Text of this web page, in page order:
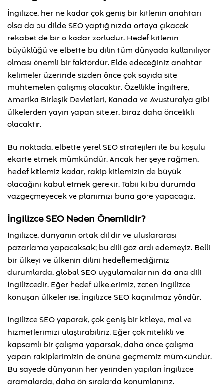
İngilizce, her ne kadar çok geniş bir kitlenin anahtarı
olsa da bu dilde SEO yaptığınızda ortaya çıkacak
rekabet de bir o kadar zorludur. Hedef kitlenin
büyüklüğü ve elbette bu dilin tüm dünyada kullanılıyor
olması önemli bir faktördür. Elde edeceğiniz anahtar
kelimeler üzerinde sizden önce çok sayıda site
muhtemelen çalışmış olacaktır. Özellikle İngiltere,
Amerika Birleşik Devletleri, Kanada ve Avusturalya gibi
ülkelerden yayın yapan siteler, biraz daha öncelikli
olacaktır.
Bu noktada, elbette yerel SEO stratejileri ile bu koşulu
ekarte etmek mümkündür. Ancak her şeye rağmen,
hedef kitlemiz kadar, rakip kitlemizin de büyük
olacağını kabul etmek gerekir. Tabii ki bu durumda
vazgeçmeyecek ve planımızı buna göre yapacağız.
İngilizce SEO Neden Önemlidir?
İngilizce, dünyanın ortak dilidir ve uluslararası
pazarlama yapacaksak; bu dili göz ardı edemeyiz. Belli
bir ülkeyi ve ülkenin dilini hedeflemediğimiz
durumlarda, global SEO uygulamalarının da ana dili
İngilizcedir. Eğer hedef ülkelerimiz, zaten İngilizce
konuşan ülkeler ise, İngilizce SEO kaçınılmaz yöndür.
İngilizce SEO yaparak, çok geniş bir kitleye, mal ve
hizmetlerimizi ulaştırabiliriz. Eğer çok nitelikli ve
kapsamlı bir çalışma yaparsak, daha önce çalışma
yapan rakiplerimizin de önüne geçmemiz mümkündür.
Bu sayede dünyanın her yerinden yapılan İngilizce
aramalarda, daha ön sıralarda konumlanırız.